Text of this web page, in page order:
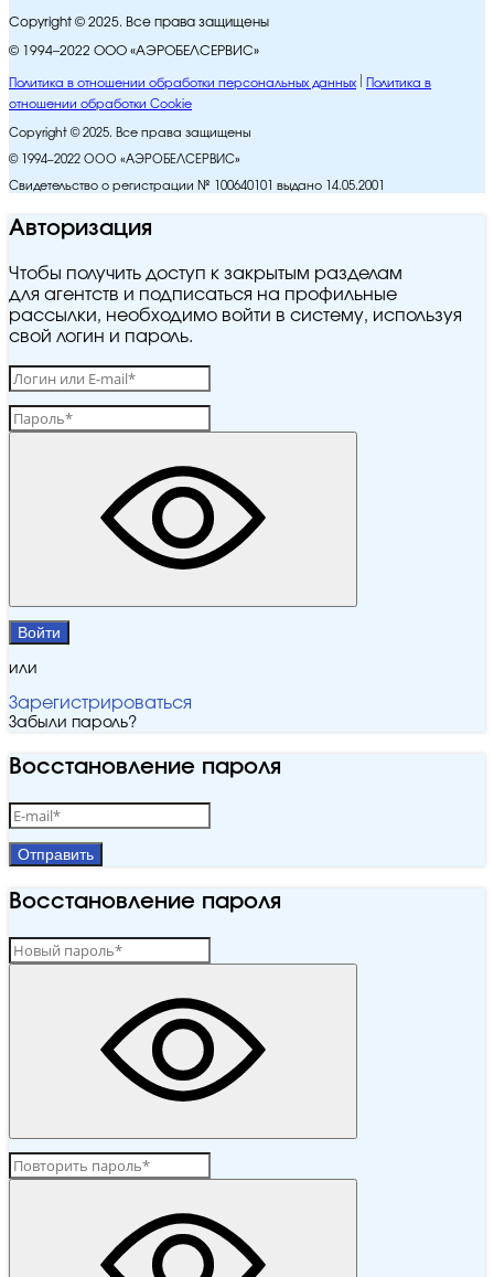
Copyright © 2025. Все права защищены
© 1994–2022 ООО «АЭРОБЕЛСЕРВИС»
Политика в отношении обработки персональных данных
Политика в
отношении обработки Cookie
Copyright © 2025. Все права защищены
© 1994–2022 ООО «АЭРОБЕЛСЕРВИС»
Свидетельство о регистрации № 100640101 выдано 14.05.2001
Авторизация
Чтобы получить доступ к закрытым разделам
для агентств и подписаться на профильные
рассылки, необходимо войти в систему, используя
свой логин и пароль.
Войти
или
Зарегистрироваться
Забыли пароль?
Восстановление пароля
Отправить
Восстановление пароля